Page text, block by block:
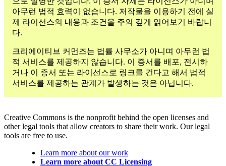
아무런 법적 효력이 없습니다. 저작물을 이용하기 전에 실
제 라이선스의 내용과 조건을 주의 깊게 읽어보기 바랍니
다.
크리에이티브 커먼즈는 법률 사무소가 아니며 아무런 법
적 서비스를 제공하지 않습니다. 이 증서를 배포, 전시하
거나 이 증서 또는 라이선스로 링크를 건다고 해서 법적
서비스를 제공하는 관계가 발생하는 것은 아닙니다.
Creative Commons is the nonprofit behind the open licenses and
other legal tools that allow creators to share their work. Our legal
tools are free to use.
Learn more about our work
Learn more about CC Licensing